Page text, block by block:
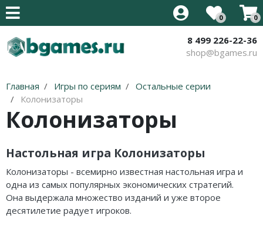
0 0
8 499 226-22-36
shop@bgames.ru
Главная Игры по сериям
Остальные серии
Колонизаторы
Колонизаторы
Настольная игра Колонизаторы
Колонизаторы - всемирно известная настольная игра и
одна из самых популярных экономических стратегий.
Она выдержала множество изданий и уже второе
десятилетие радует игроков.
Все товары
Карточные на английском
Приключения на английском
Семейные на английском
Тактические на английском
Все товары
Хиты продаж
В подарок
Для всей семьи
Для компании
Для двоих
Все товары
Иннистрад: Полночная Охота
Приключения в Забытых
Королевствах
Стриксхейвен: Школа Магов
Калдхайм
Все товары
Протекторы
Все товары
Кубики
Все товары
Акция